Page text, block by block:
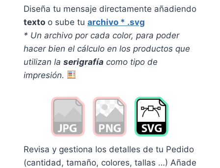
Diseña tu mensaje directamente añadiendo
texto o sube tu archivo * .svg
* Un archivo por cada color, para poder
hacer bien el cálculo en los productos que
utilizan la serigrafía como tipo de
impresión.
Revisa y gestiona los detalles de tu Pedido
(cantidad, tamaño, colores, tallas …) Añade